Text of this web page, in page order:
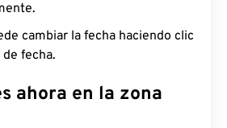
cambiar la fecha haciendo clic
fecha.
ahora en la zona